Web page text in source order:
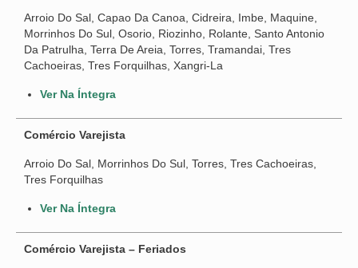
Notícias
Convenções e Acordos
Galeria de Fotos
Informativos
Vídeos
Contato
Arroio Do Sal, Capao Da Canoa, Cidreira, Imbe, Maquine,
Morrinhos Do Sul, Osorio, Riozinho, Rolante, Santo Antonio
Da Patrulha, Terra De Areia, Torres, Tramandai, Tres
Cachoeiras, Tres Forquilhas, Xangri-La
Ver Na Íntegra
Comércio Varejista
Arroio Do Sal, Morrinhos Do Sul, Torres, Tres Cachoeiras,
Tres Forquilhas
Ver Na Íntegra
Comércio Varejista – Feriados